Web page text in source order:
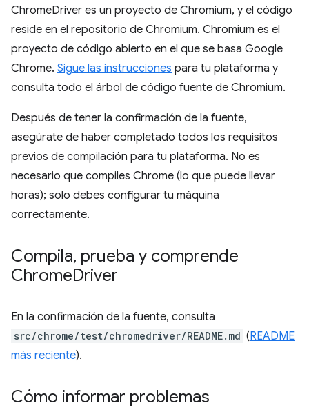
ChromeDriver es un proyecto de Chromium, y el código
reside en el repositorio de Chromium. Chromium es el
proyecto de código abierto en el que se basa Google
Chrome. Sigue las instrucciones para tu plataforma y
consulta todo el árbol de código fuente de Chromium.
Después de tener la confirmación de la fuente,
asegúrate de haber completado todos los requisitos
previos de compilación para tu plataforma. No es
necesario que compiles Chrome (lo que puede llevar
horas); solo debes configurar tu máquina
correctamente.
Compila, prueba y comprende
ChromeDriver
En la confirmación de la fuente, consulta
src/chrome/test/chromedriver/README.md (README
más reciente).
Cómo informar problemas